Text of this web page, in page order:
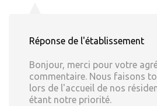
Réponse de l'établissement
Bonjour, merci pour votre
commentaire. Nous faisons
lors de l'accueil de nos
étant notre priorité.